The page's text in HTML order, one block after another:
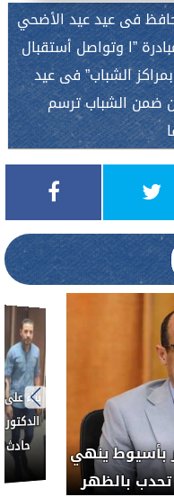
فى عيد عيد الأضحي
”ا وتواصل أستقبال
الشباب” فى عيد
ضمن الشباب ترسم
مع هيئة
رقابية مكبرة